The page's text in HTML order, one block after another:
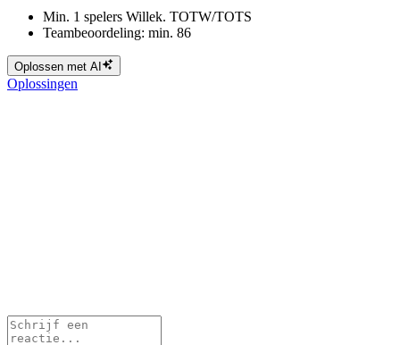
Min. 1 spelers Willek. TOTW/TOTS
Teambeoordeling: min. 86
Oplossen met AI
Oplossingen